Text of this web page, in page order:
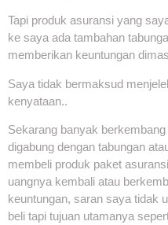
Tapi produk asuransi yang
ke saya ada tambahan
memberikan keuntungan
Saya tidak bermaksud
kenyataan..
Sekarang banyak
digabung dengan tabungan
membeli produk paket
uangnya kembali atau
keuntungan, saran saya tidak
beli tapi tujuan utamanya